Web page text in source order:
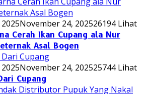
November 24, 202526194 Lihat
Cerah Ikan Cupang ala Nur
Asal Bogen
November 24, 202525744 Lihat
Cupang